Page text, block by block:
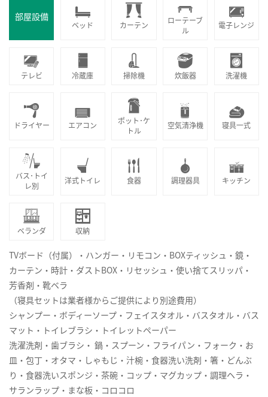
部屋設備
ベッド カーテン
ローテーブ
ル
電子レンジ
テレビ 冷蔵庫 掃除機 炊飯器 洗濯機
ドライヤー エアコン
ポット･ケ
トル
空気清浄機 寝具一式
バス･トイ
レ別
洋式トイレ 食器 調理器具 キッチン
ベランダ 収納
TVボード（付属）・ハンガー・リモコン・BOXティッシュ・鏡・
カーテン・時計・ダストBOX・リセッシュ・使い捨てスリッパ・
芳香剤・靴ベラ
（寝具セットは業者様からご提供により別途費用）
シャンプー・ボディーソープ・フェイスタオル・バスタオル・バス
マット・トイレブラシ・トイレットペーパー
洗濯洗剤・歯ブラシ・ 鍋・スプーン・フライパン・フォーク・お
皿・包丁・オタマ・しゃもじ・汁椀・食器洗い洗剤・箸・どんぶ
り・食器洗いスポンジ・茶碗・コップ・マグカップ・調理ヘラ・
サランラップ・まな板・コロコロ